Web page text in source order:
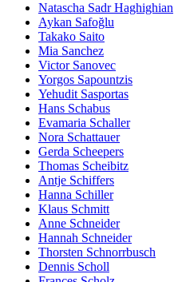
Natascha Sadr Haghighian
Aykan Safoğlu
Takako Saito
Mia Sanchez
Victor Sanovec
Yorgos Sapountzis
Yehudit Sasportas
Hans Schabus
Evamaria Schaller
Nora Schattauer
Gerda Scheepers
Thomas Scheibitz
Antje Schiffers
Hanna Schiller
Klaus Schmitt
Anne Schneider
Hannah Schneider
Thorsten Schnorrbusch
Dennis Scholl